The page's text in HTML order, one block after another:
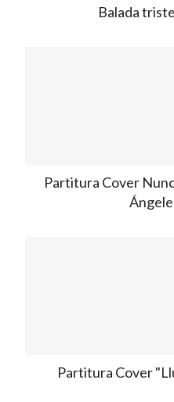
Balada
Partitura Cover
Partitura Cover